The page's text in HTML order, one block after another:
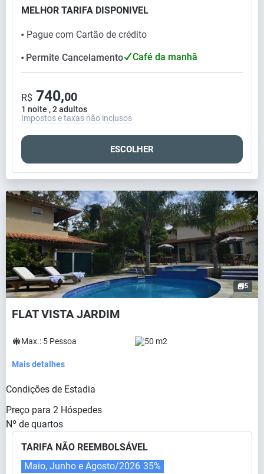
MELHOR TARIFA DISPONIVEL
⬤ Pague com Cartão de crédito
⬤ Permite Cancelamento Café da manhã
1 noite , 2 adultos
R$ 740,00
Impostos e taxas não inclusos
ESCOLHER
5
FLAT VISTA JARDIM
Max.: 5 Pessoa 50 m2
Mais detalhes
Condições de Estadia
Preço para 2 Hóspedes
Nº de quartos
TARIFA NÃO REEMBOLSÁVEL
Maio, Junho e Agosto/2026 35%